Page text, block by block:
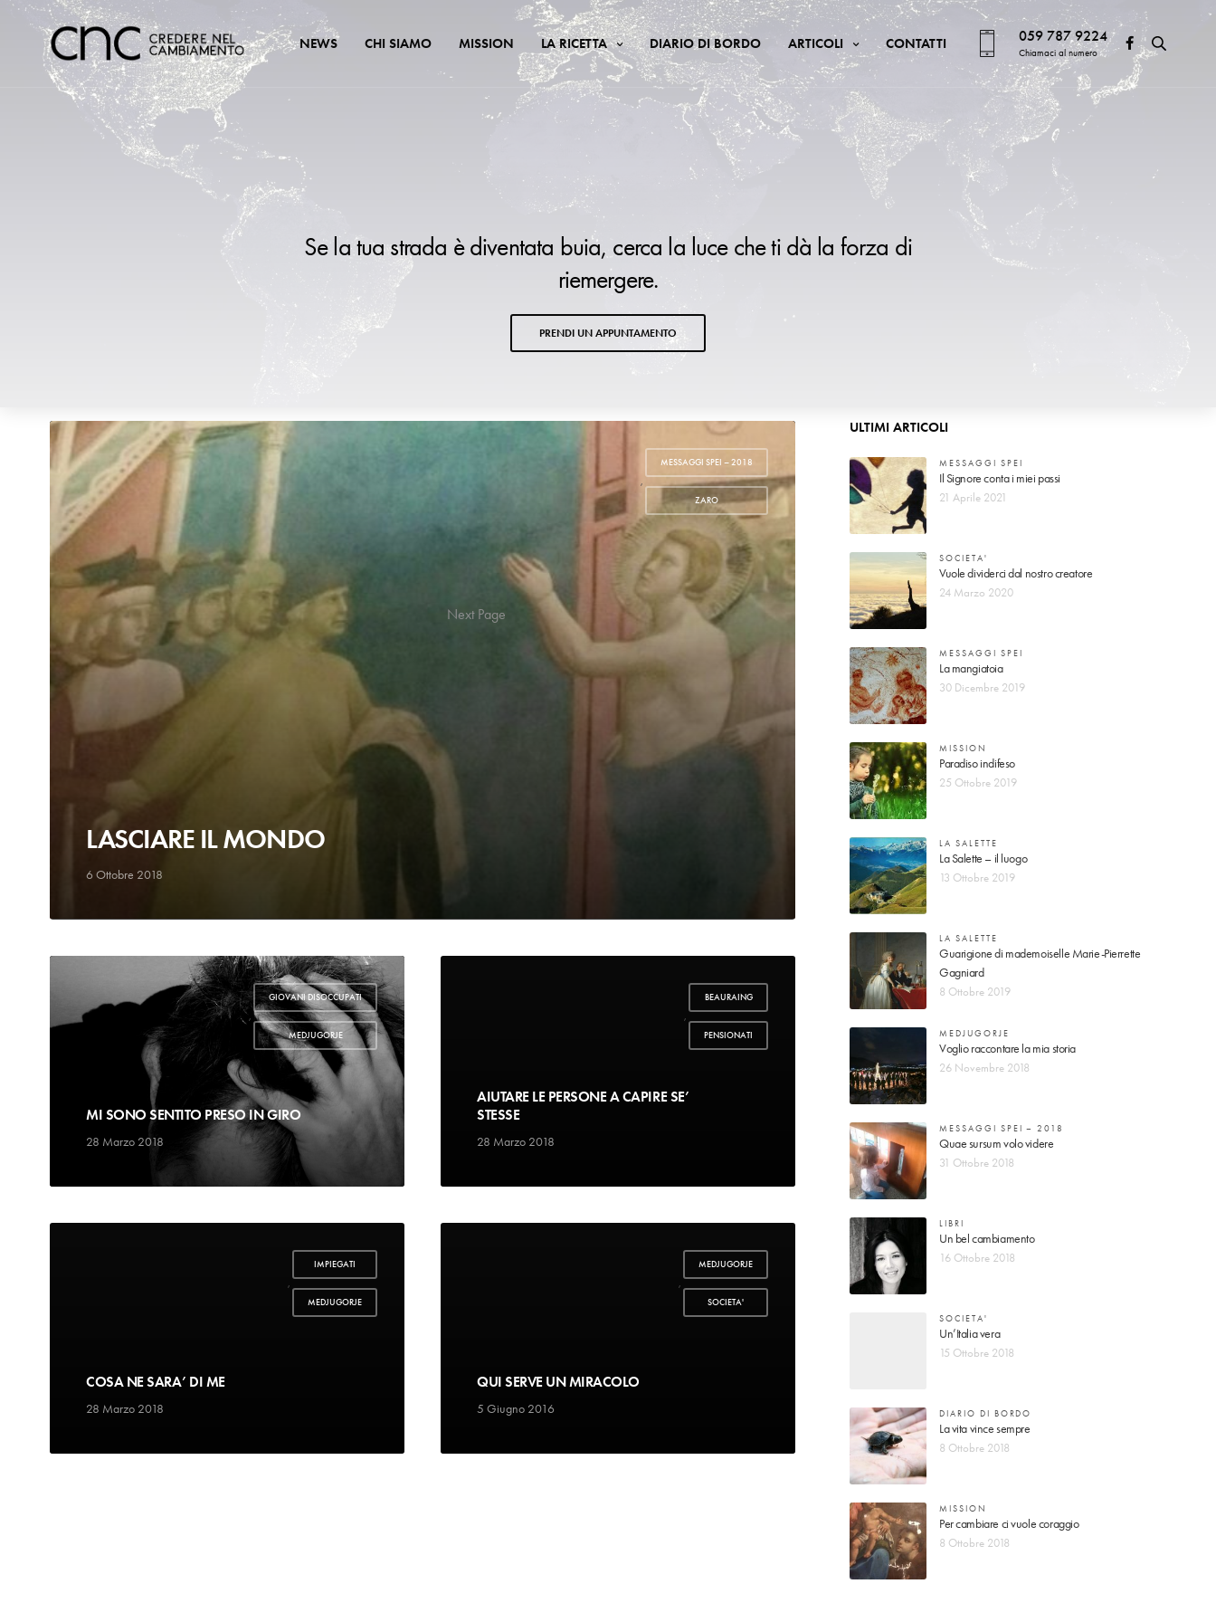
NEWS CHI SIAMO MISSION LA RICETTA DIARIO DI BORDO ARTICOLI CONTATTI 059 787 9224
Chiamaci al numero
Se la tua strada è diventata buia, cerca la luce che ti dà la forza di
riemergere.
PRENDI UN APPUNTAMENTO
MESSAGGI SPEI – 2018
,
ZARO
LASCIARE IL MONDO
6 Ottobre 2018
GIOVANI DISOCCUPATI
,
MEDJUGORJE
MI SONO SENTITO PRESO IN GIRO
28 Marzo 2018
BEAURAING
,
PENSIONATI
AIUTARE LE PERSONE A CAPIRE SE’
STESSE
28 Marzo 2018
IMPIEGATI
,
MEDJUGORJE
COSA NE SARA’ DI ME
28 Marzo 2018
MEDJUGORJE
,
SOCIETA'
QUI SERVE UN MIRACOLO
5 Giugno 2016
1 Next Page
ULTIMI ARTICOLI
MESSAGGI SPEI
Il Signore conta i miei passi
21 Aprile 2021
SOCIETA'
Vuole dividerci dal nostro creatore
24 Marzo 2020
MESSAGGI SPEI
La mangiatoia
30 Dicembre 2019
MISSION
Paradiso indifeso
25 Ottobre 2019
LA SALETTE
La Salette – il luogo
13 Ottobre 2019
LA SALETTE
Guarigione di mademoiselle Marie-Pierrette
Gagniard
8 Ottobre 2019
MEDJUGORJE
Voglio raccontare la mia storia
26 Novembre 2018
MESSAGGI SPEI – 2018
Quae sursum volo videre
31 Ottobre 2018
LIBRI
Un bel cambiamento
16 Ottobre 2018
SOCIETA'
Un’Italia vera
15 Ottobre 2018
DIARIO DI BORDO
La vita vince sempre
8 Ottobre 2018
MISSION
Per cambiare ci vuole coraggio
8 Ottobre 2018